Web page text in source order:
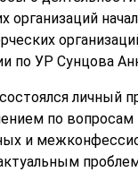
организаций
по УР Сунцова
личный
по вопросам
и